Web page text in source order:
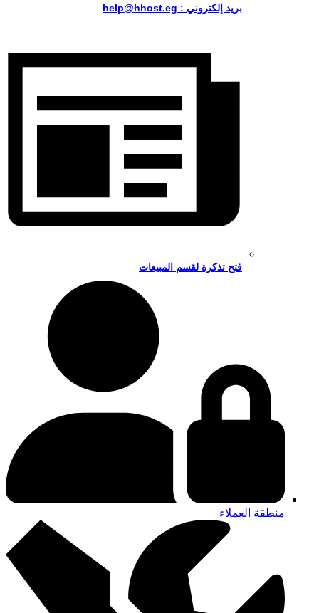
بريد إلكتروني : help@hhost.eg
فتح تذكرة لقسم المبيعات
منطقة العملاء